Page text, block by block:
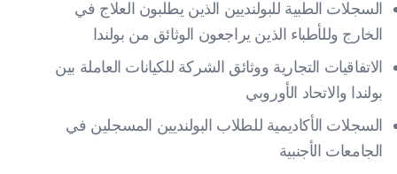
السجلات الطبية للبولنديين الذين يطلبون العلاج في
الخارج وللأطباء الذين يراجعون الوثائق من بولندا
الاتفاقيات التجارية ووثائق الشركة للكيانات العاملة بين
بولندا والاتحاد الأوروبي
السجلات الأكاديمية للطلاب البولنديين المسجلين في
الجامعات الأجنبية